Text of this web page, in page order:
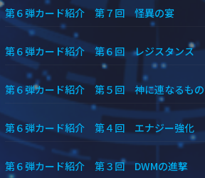
第６弾カード紹介 第７回 怪異の宴
第６弾カード紹介 第６回 レジスタンス
第６弾カード紹介 第５回 神に連なるもの
第６弾カード紹介 第４回 エナジー強化
第６弾カード紹介 第３回 DWMの進撃